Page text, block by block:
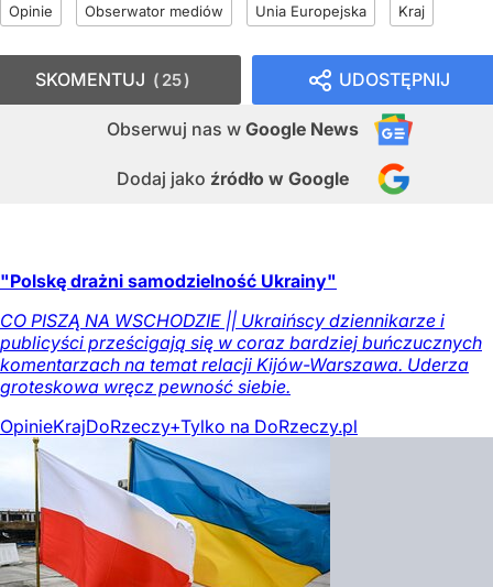
Opinie Obserwator mediów Unia Europejska Kraj
UDOSTĘPNIJ
Obserwuj nas w Google News
Dodaj jako źródło w Google
SKOMENTUJ 25
"Polskę drażni samodzielność Ukrainy"
CO PISZĄ NA WSCHODZIE || Ukraińscy dziennikarze i
publicyści prześcigają się w coraz bardziej buńczucznych
komentarzach na temat relacji Kijów-Warszawa. Uderza
groteskowa wręcz pewność siebie.
OpinieKrajDoRzeczy+Tylko na DoRzeczy.pl